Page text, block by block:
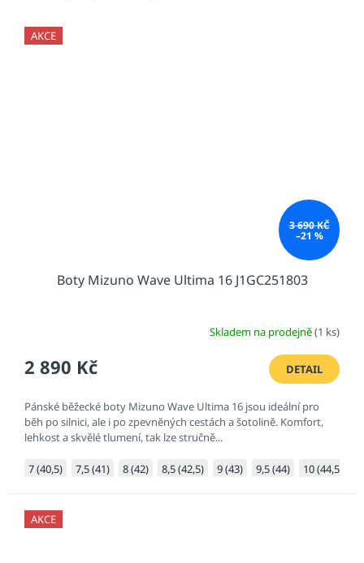
AKCE
3 690 KČ
–21 %
Boty Mizuno Wave Ultima 16 J1GC251803
Skladem na prodejně(1 ks)
2 890 Kč DETAIL
Pánské běžecké boty Mizuno Wave Ultima 16 jsou ideální pro
běh po silnici, ale i po zpevněných cestách a šotolině. Komfort,
lehkost a skvělé tlumení, tak lze stručně...
7 (40,5) 7,5 (41) 8 (42) 8,5 (42,5) 9 (43) 9,5 (44) 10 (44,5)
AKCE